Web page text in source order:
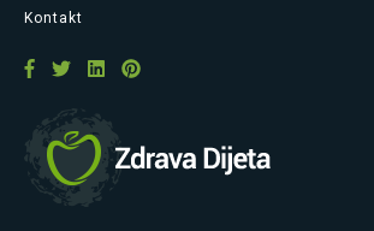
Kontakt